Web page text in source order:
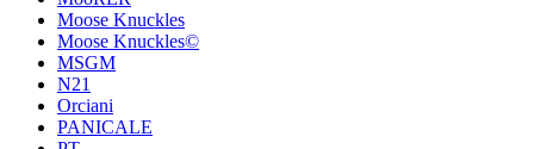
Moose Knuckles
Moose Knuckles©️
MSGM
N21
Orciani
PANICALE